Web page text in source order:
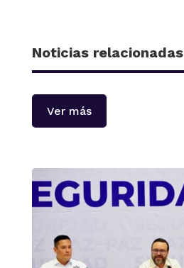
Noticias relacionadas
Ver más